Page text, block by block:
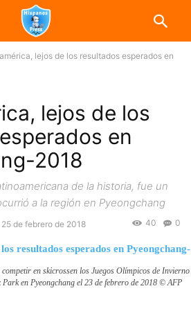
lejos de los resultados esperados en
lejos de los
en
2018
de la historia, fue un
a la región en Pyeongchang
25 de febrero de 2018 0
40
en skicrossen los Juegos Olímpicos de Invierno
Park en Pyeongchang el 23 de febrero de 2018 © AFP